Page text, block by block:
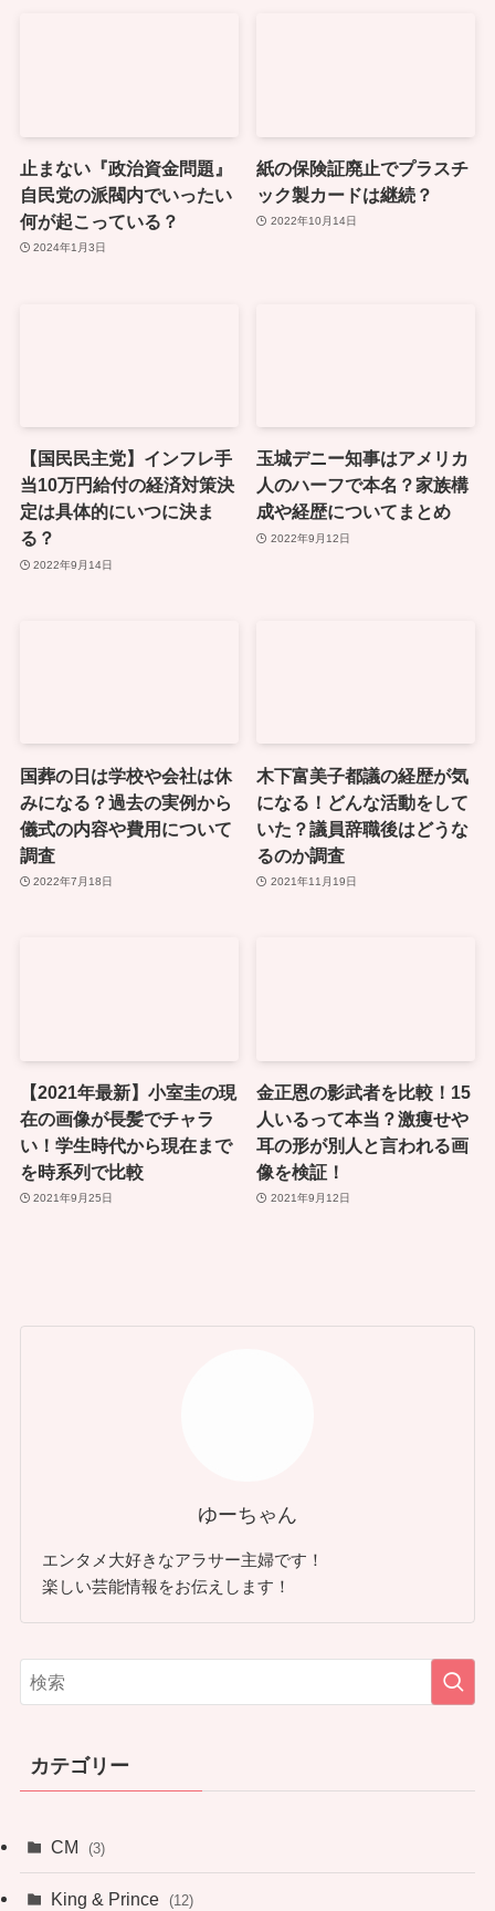
止まない『政治資金問題』
自民党の派閥内でいったい
何が起こっている？
2024年1月3日
紙の保険証廃止でプラスチ
ック製カードは継続？
2022年10月14日
【国民民主党】インフレ手
当10万円給付の経済対策決
定は具体的にいつに決ま
る？
2022年9月14日
玉城デニー知事はアメリカ
人のハーフで本名？家族構
成や経歴についてまとめ
2022年9月12日
国葬の日は学校や会社は休
みになる？過去の実例から
儀式の内容や費用について
調査
2022年7月18日
木下富美子都議の経歴が気
になる！どんな活動をして
いた？議員辞職後はどうな
るのか調査
2021年11月19日
【2021年最新】小室圭の現
在の画像が長髪でチャラ
い！学生時代から現在まで
を時系列で比較
2021年9月25日
金正恩の影武者を比較！15
人いるって本当？激痩せや
耳の形が別人と言われる画
像を検証！
2021年9月12日
ゆーちゃん
エンタメ大好きなアラサー主婦です！
楽しい芸能情報をお伝えします！
カテゴリー
CM (3)
King & Prince (12)